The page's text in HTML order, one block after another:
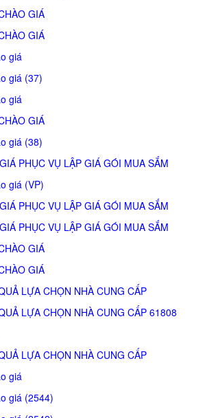
GIÁ
GIÁ
giá
giá (37)
giá
GIÁ
giá (38)
PHỤC VỤ LẬP GIÁ GÓI MUA SẮM
giá (VP)
PHỤC VỤ LẬP GIÁ GÓI MUA SẮM
PHỤC VỤ LẬP GIÁ GÓI MUA SẮM
GIÁ
GIÁ
LỰA CHỌN NHÀ CUNG CẤP
LỰA CHỌN NHÀ CUNG CẤP 61808
LỰA CHỌN NHÀ CUNG CẤP
giá
giá (2544)